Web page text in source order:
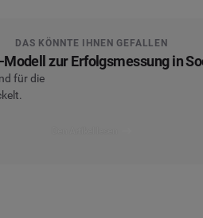
DAS KÖNNTE IHNEN GEFALLEN
Modell zur Erfolgsmessung in
für die